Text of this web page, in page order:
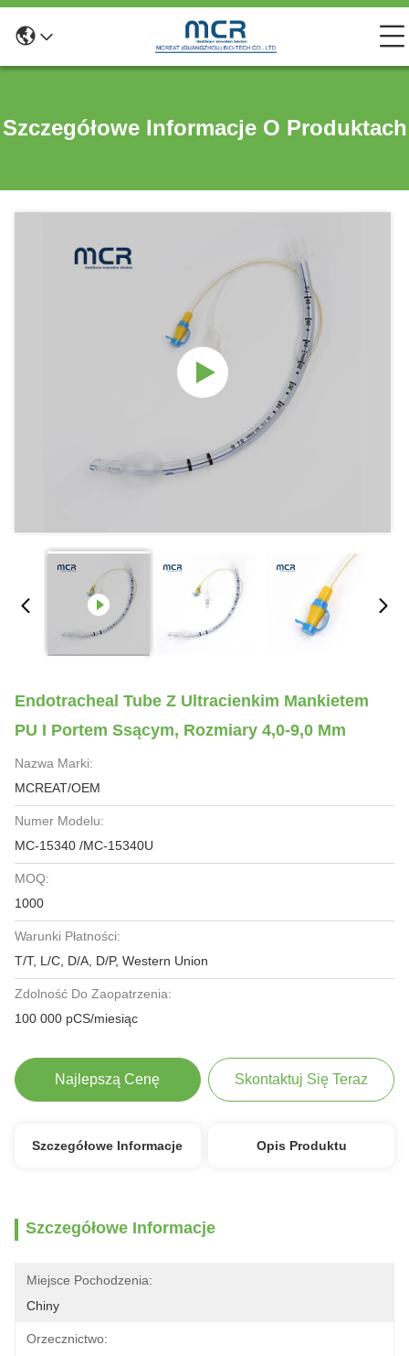
Szczegółowe Informacje O Produktach
Endotracheal Tube Z Ultracienkim Mankietem
PU I Portem Ssącym, Rozmiary 4,0-9,0 Mm
Nazwa Marki:
MCREAT/OEM
Numer Modelu:
MC-15340 /MC-15340U
MOQ:
1000
Warunki Płatności:
T/T, L/C, D/A, D/P, Western Union
Zdolność Do Zaopatrzenia:
100 000 pCS/miesiąc
Najlepszą Cenę Skontaktuj Się Teraz
Szczegółowe Informacje Opis Produktu
Szczegółowe Informacje
Miejsce Pochodzenia:
Chiny
Orzecznictwo: